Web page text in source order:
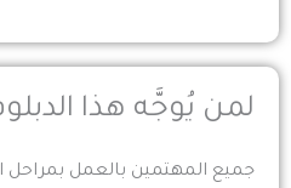
لمن يُوجَّه هذا
جميع المهتمين بالعمل بمراحل